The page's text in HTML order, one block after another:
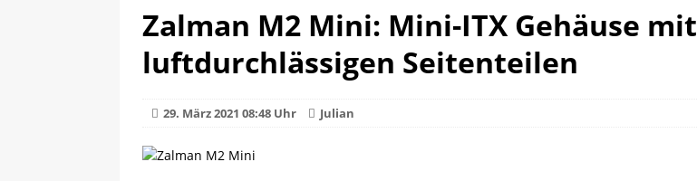
Zalman M2 Mini: Mini-ITX Gehäuse mit
luftdurchlässigen Seitenteilen
29. März 2021 08:48 Uhr Julian